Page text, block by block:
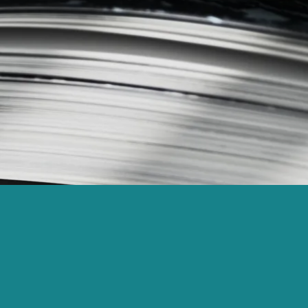
Newsletter Services-
recherche
Newsletter #1 | sept-25
Newsletter #2 | nov-25
Newsletter #3 | fev-26